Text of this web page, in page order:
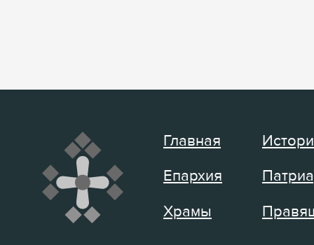
Главная
Епархия
Храмы